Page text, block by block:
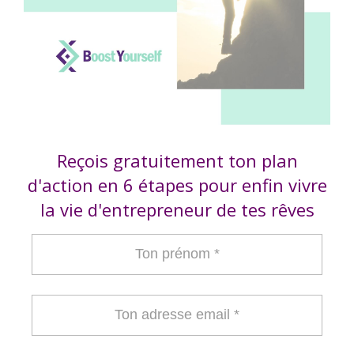
Reçois gratuitement ton plan
d'action en 6 étapes pour enfin vivre
la vie d'entrepreneur de tes rêves